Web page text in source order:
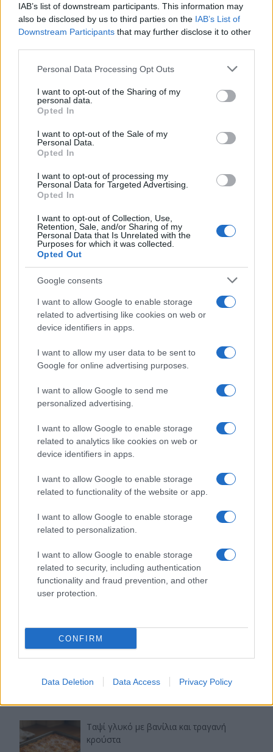
IAB’s list of downstream participants. This information may
also be disclosed by us to third parties on the IAB’s List of
Downstream Participants that may further disclose it to other
Please note that this website/app uses one or more Google
not limited to your visit or usage behaviour. You may click to
grant or deny consent to Google and its third-party tags to
use your data for below specified purposes in below Google
consent section.
Personal Data Processing Opt Outs
I want to opt-out of the Sharing of my
personal data.
Opted In
I want to opt-out of the Sale of my
Personal Data.
Opted In
I want to opt-out of processing my
Personal Data for Targeted Advertising.
Opted In
I want to opt-out of Collection, Use,
Retention, Sale, and/or Sharing of my
Personal Data that Is Unrelated with the
Purposes for which it was collected.
Opted Out
Google consents
I want to allow Google to enable storage
related to advertising like cookies on web or
device identifiers in apps.
I want to allow my user data to be sent to
Google for online advertising purposes.
I want to allow Google to send me
personalized advertising.
I want to allow Google to enable storage
related to analytics like cookies on web or
device identifiers in apps.
I want to allow Google to enable storage
related to functionality of the website or app.
I want to allow Google to enable storage
related to personalization.
I want to allow Google to enable storage
related to security, including authentication
functionality and fraud prevention, and other
user protection.
CONFIRM
Data Deletion Data Access Privacy Policy
Προηγούμενο άρθρο
Vegan απόλαυση: Κεφτεδάκια
με λαχανικά που είναι τόσο
λαχταριστά όσο τα κανονικά
Πεντανόστιμος γαύρος στον
φούρνο
ΠΑΡΟΜΟΙΑ ΑΡΘΡΑ
Καλοκαιρινό εβδομαδιαίο μενού με 7
ελαφριές ελληνικές συνταγές για
όλη την οικογένεια
ελαφριές ελληνικές συνταγές για
κάθε μέρα
Καλοκαιρινό εβδομαδιαίο μενού με
ελαφριές ελληνικές συνταγές για
Εύκολες ιδέες για αρχάριους: εκλεκτικό
στιλ με γήινες αποχρώσεις στη διακόσμηση
Ταψί γλυκό με βανίλια και τραγανή
κρούστα